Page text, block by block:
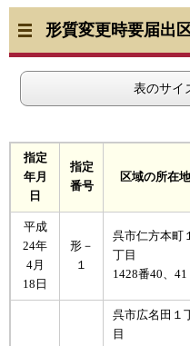
形質変更時要届出
表のサイ
指定
年月
日
指定
番号
区域の所在地
平成
24年
4月
18日
形－
１
呉市仁方本町
丁目
1428番40、41
呉市広名田１
目